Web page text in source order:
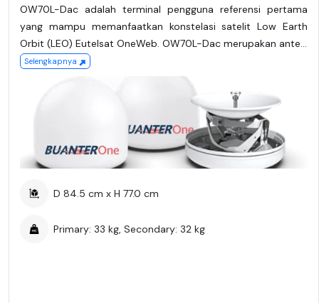
OW70L-Dac adalah terminal pengguna referensi pertama
yang mampu memanfaatkan konstelasi satelit Low Earth
Orbit (LEO) Eutelsat OneWeb. OW70L-Dac merupakan ante…
Selengkapnya
D 84.5 cm x H 77.0 cm
Primary: 33 kg, Secondary: 32 kg